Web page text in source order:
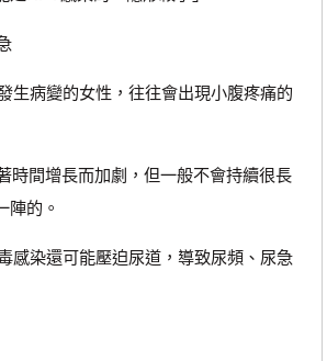
病變的女性，往往會出現小腹疼痛的
間增長而加劇，但一般不會持續很長
陣的。
染還可能壓迫尿道，導致尿頻、尿急